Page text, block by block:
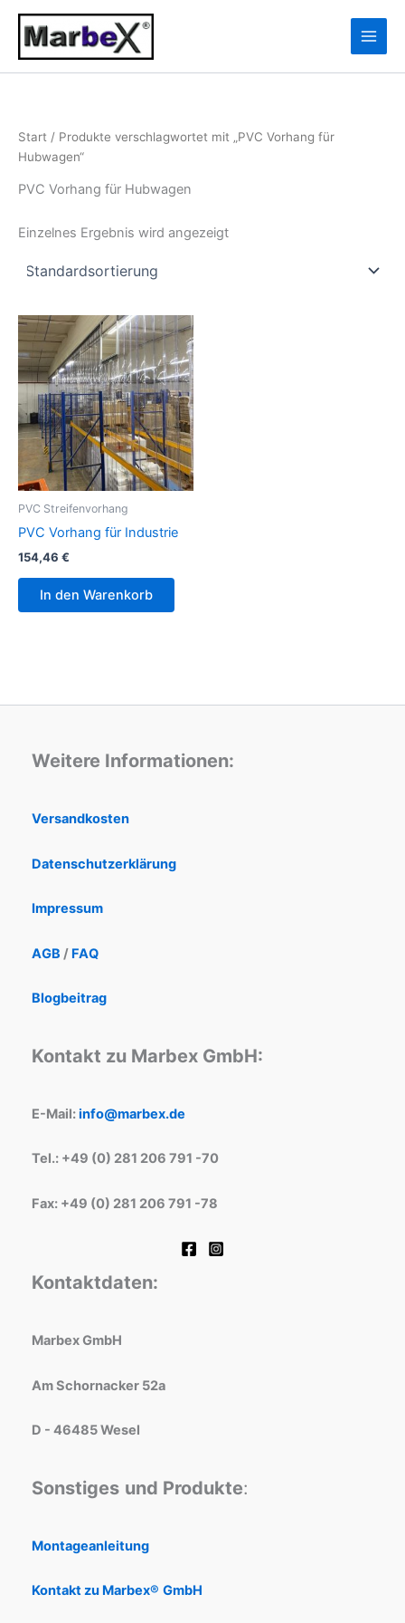
Zum
Inhalt
springen
Start / Produkte verschlagwortet mit „PVC Vorhang für
Hubwagen“
PVC Vorhang für Hubwagen
Einzelnes Ergebnis wird angezeigt
PVC Streifenvorhang
PVC Vorhang für Industrie
154,46 €
In den Warenkorb
Weitere Informationen:
Versandkosten
Datenschutzerklärung
Impressum
AGB / FAQ
Blogbeitrag
Kontakt zu Marbex GmbH:
E-Mail:info@marbex.de
Tel.: +49 (0) 281 206 791 -70
Fax: +49 (0) 281 206 791 -78
Kontaktdaten:
Marbex GmbH
Am Schornacker 52a
D - 46485 Wesel
Sonstiges und Produkte:
Montageanleitung
Kontakt zu Marbex® GmbH